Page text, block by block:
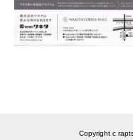
Copyright c